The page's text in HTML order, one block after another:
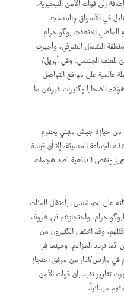
إلى قوات الأمن النيجيرية.
في الأسواق والمساجد
الماضي اختطفت بوكو حرام
الشمال الشرقي. وأجبرت
للعنف الجنسي. وفي أبريل/
عالمية على مواقع التواصل
الضحايا وكثيرات غيرهن ما
من حيازة جيش مهني يحترم
الجماعة المسيئة، إلا أن قيادة
ونقص الدافعية لصد هجمات
على نحو مُسئ؛ باعتقال المئات
حرام، واحتجازهم في ظروف
قتلهم. وقد اختفى الكثيرون من
تردد المزاعم. وحينما فر
في مارس/آذار من مرفق احتجاز
تقارير تفيد بأن قوات الأمن
ميدانياً.